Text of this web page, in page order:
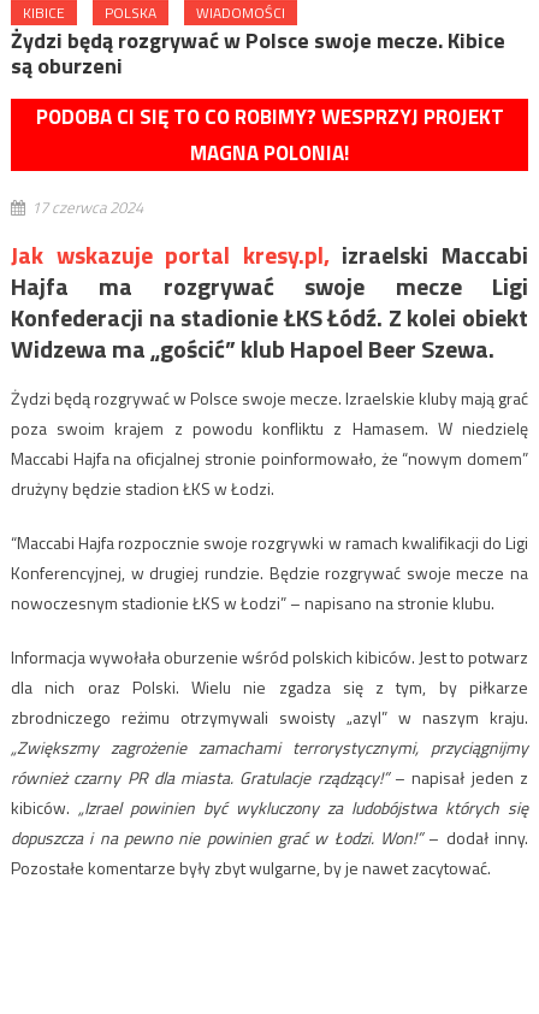
KIBICE POLSKA WIADOMOŚCI
Żydzi będą rozgrywać w Polsce swoje mecze. Kibice
są oburzeni
PODOBA CI SIĘ TO CO ROBIMY? WESPRZYJ PROJEKT
MAGNA POLONIA!
17 czerwca 2024
Jak wskazuje portal kresy.pl,izraelski Maccabi
Hajfa ma rozgrywać swoje mecze Ligi
Konfederacji na stadionie ŁKS Łódź. Z kolei obiekt
Widzewa ma „gościć” klub Hapoel Beer Szewa.
Żydzi będą rozgrywać w Polsce swoje mecze. Izraelskie kluby mają grać
poza swoim krajem z powodu konfliktu z Hamasem. W niedzielę
Maccabi Hajfa na oficjalnej stronie poinformowało, że “nowym domem”
drużyny będzie stadion ŁKS w Łodzi.
“Maccabi Hajfa rozpocznie swoje rozgrywki w ramach kwalifikacji do Ligi
Konferencyjnej, w drugiej rundzie. Będzie rozgrywać swoje mecze na
nowoczesnym stadionie ŁKS w Łodzi” – napisano na stronie klubu.
Informacja wywołała oburzenie wśród polskich kibiców. Jest to potwarz
dla nich oraz Polski. Wielu nie zgadza się z tym, by piłkarze
zbrodniczego reżimu otrzymywali swoisty „azyl” w naszym kraju.
„Zwiększmy zagrożenie zamachami terrorystycznymi, przyciągnijmy
również czarny PR dla miasta. Gratulacje rządzący!”– napisał jeden z
kibiców. „Izrael powinien być wykluczony za ludobójstwa których się
dopuszcza i na pewno nie powinien grać w Łodzi.Won!”– dodał inny.
Pozostałekomentarze były zbyt wulgarne, by je nawet zacytować.